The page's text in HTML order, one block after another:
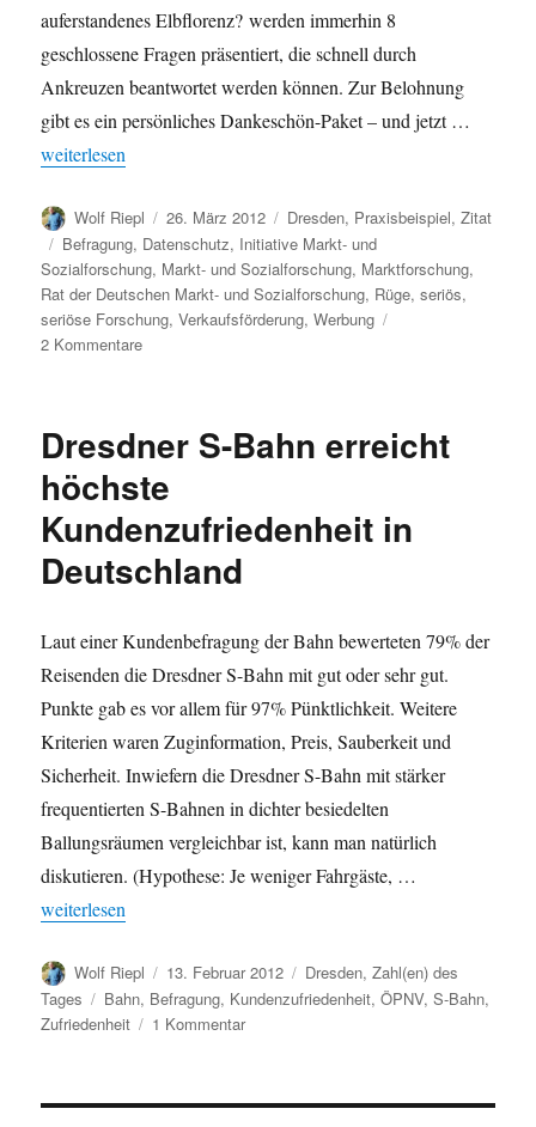
auferstandenes Elbflorenz? werden immerhin 8
geschlossene Fragen präsentiert, die schnell durch
Ankreuzen beantwortet werden können. Zur Belohnung
gibt es ein persönliches Dankeschön-Paket – und jetzt …
„Seriöse Marktforschung vs. Werbung / Verkaufsförderung“
weiterlesen
Autor
Wolf Riepl
Veröffentlicht
am
26. März 2012 Kategorien
Dresden, Praxisbeispiel,Zitat
Schlagwörter
Befragung, Datenschutz, Initiative Markt- und
Sozialforschung, Markt- und Sozialforschung, Marktforschung,
Rat der Deutschen Markt- und Sozialforschung, Rüge,seriös,
seriöse Forschung,Verkaufsförderung,Werbung
2 Kommentarezu
Werbung
Verkaufsförderung
Dresdner S-Bahn erreicht
höchste
Kundenzufriedenheit in
Deutschland
Laut einer Kundenbefragung der Bahn bewerteten 79% der
Reisenden die Dresdner S-Bahn mit gut oder sehr gut.
Punkte gab es vor allem für 97% Pünktlichkeit. Weitere
Kriterien waren Zuginformation, Preis, Sauberkeit und
Sicherheit. Inwiefern die Dresdner S-Bahn mit stärker
frequentierten S-Bahnen in dichter besiedelten
Ballungsräumen vergleichbar ist, kann man natürlich
diskutieren. (Hypothese: Je weniger Fahrgäste, …
„Dresdner S-Bahn erreicht höchste Kundenzufriedenheit in
weiterlesen
Autor
Wolf Riepl
Veröffentlicht
am
13. Februar 2012 Kategorien
Dresden,Zahl(en) des
Tages
Schlagwörter
Bahn, Befragung, Kundenzufriedenheit,ÖPNV,S-Bahn,
Zufriedenheit
1 Kommentarzu
Bahn